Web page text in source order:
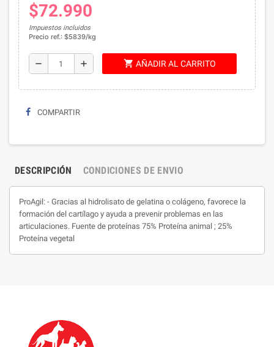
$72.990
Impuestos incluidos
Precio ref.: $5839/kg
remove add shopping_cart AÑADIR AL CARRITO
COMPARTIR
DESCRIPCIÓN CONDICIONES DE ENVIO
ProAgil: - Gracias al hidrolisato de gelatina o colágeno, favorece la
formación del cartílago y ayuda a prevenir problemas en las
articulaciones. Fuente de proteínas 75% Proteína animal ; 25%
Proteína vegetal